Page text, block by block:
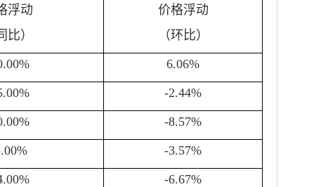
浮动
比）
价格浮动
（环比）
6.06%
-2.44%
-8.57%
-3.57%
-6.67%